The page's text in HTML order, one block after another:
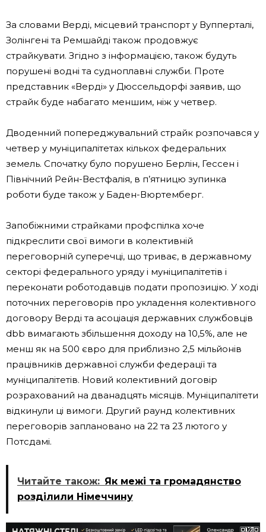
За словами Верді, місцевий транспорт у Вупперталі,
Золінгені та Ремшайді також продовжує
страйкувати. Згідно з інформацією, також будуть
порушені водні та судноплавні служби. Проте
представник «Верді» у Дюссельдорфі заявив, що
страйк буде набагато меншим, ніж у четвер.
Дводенний попереджувальний страйк розпочався у
четвер у муніципалітетах кількох федеральних
земель. Спочатку було порушено Берлін, Гессен і
Північний Рейн-Вестфалія, в п’ятницю зупинка
роботи буде також у Баден-Вюртемберг.
Запобіжними страйками профспілка хоче
підкреслити свої вимоги в колективній
переговорній суперечці, що триває, в державному
секторі федерального уряду і муніципалітетів і
переконати роботодавців подати пропозицію. У ході
поточних переговорів про укладення колективного
договору Верді та асоціація державних службовців
dbb вимагають збільшення доходу на 10,5%, але не
менш як на 500 євро для приблизно 2,5 мільйонів
працівників державної служби федерації та
муніципалітетів. Новий колективний договір
розрахований на дванадцять місяців. Муніципалітети
відкинули ці вимоги. Другий раунд колективних
переговорів заплановано на 22 та 23 лютого у
Потсдамі.
Читайте також: Як межі та громадянство
розділили Німеччину